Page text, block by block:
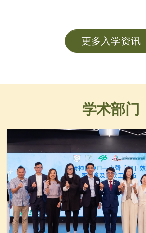
更多入学资讯
学术部门